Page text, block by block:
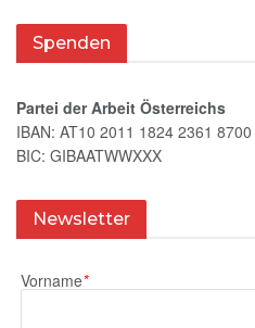
Spenden
Partei der Arbeit Österreichs
IBAN: AT10 2011 1824 2361 8700
BIC: GIBAATWWXXX
Newsletter
Vorname*